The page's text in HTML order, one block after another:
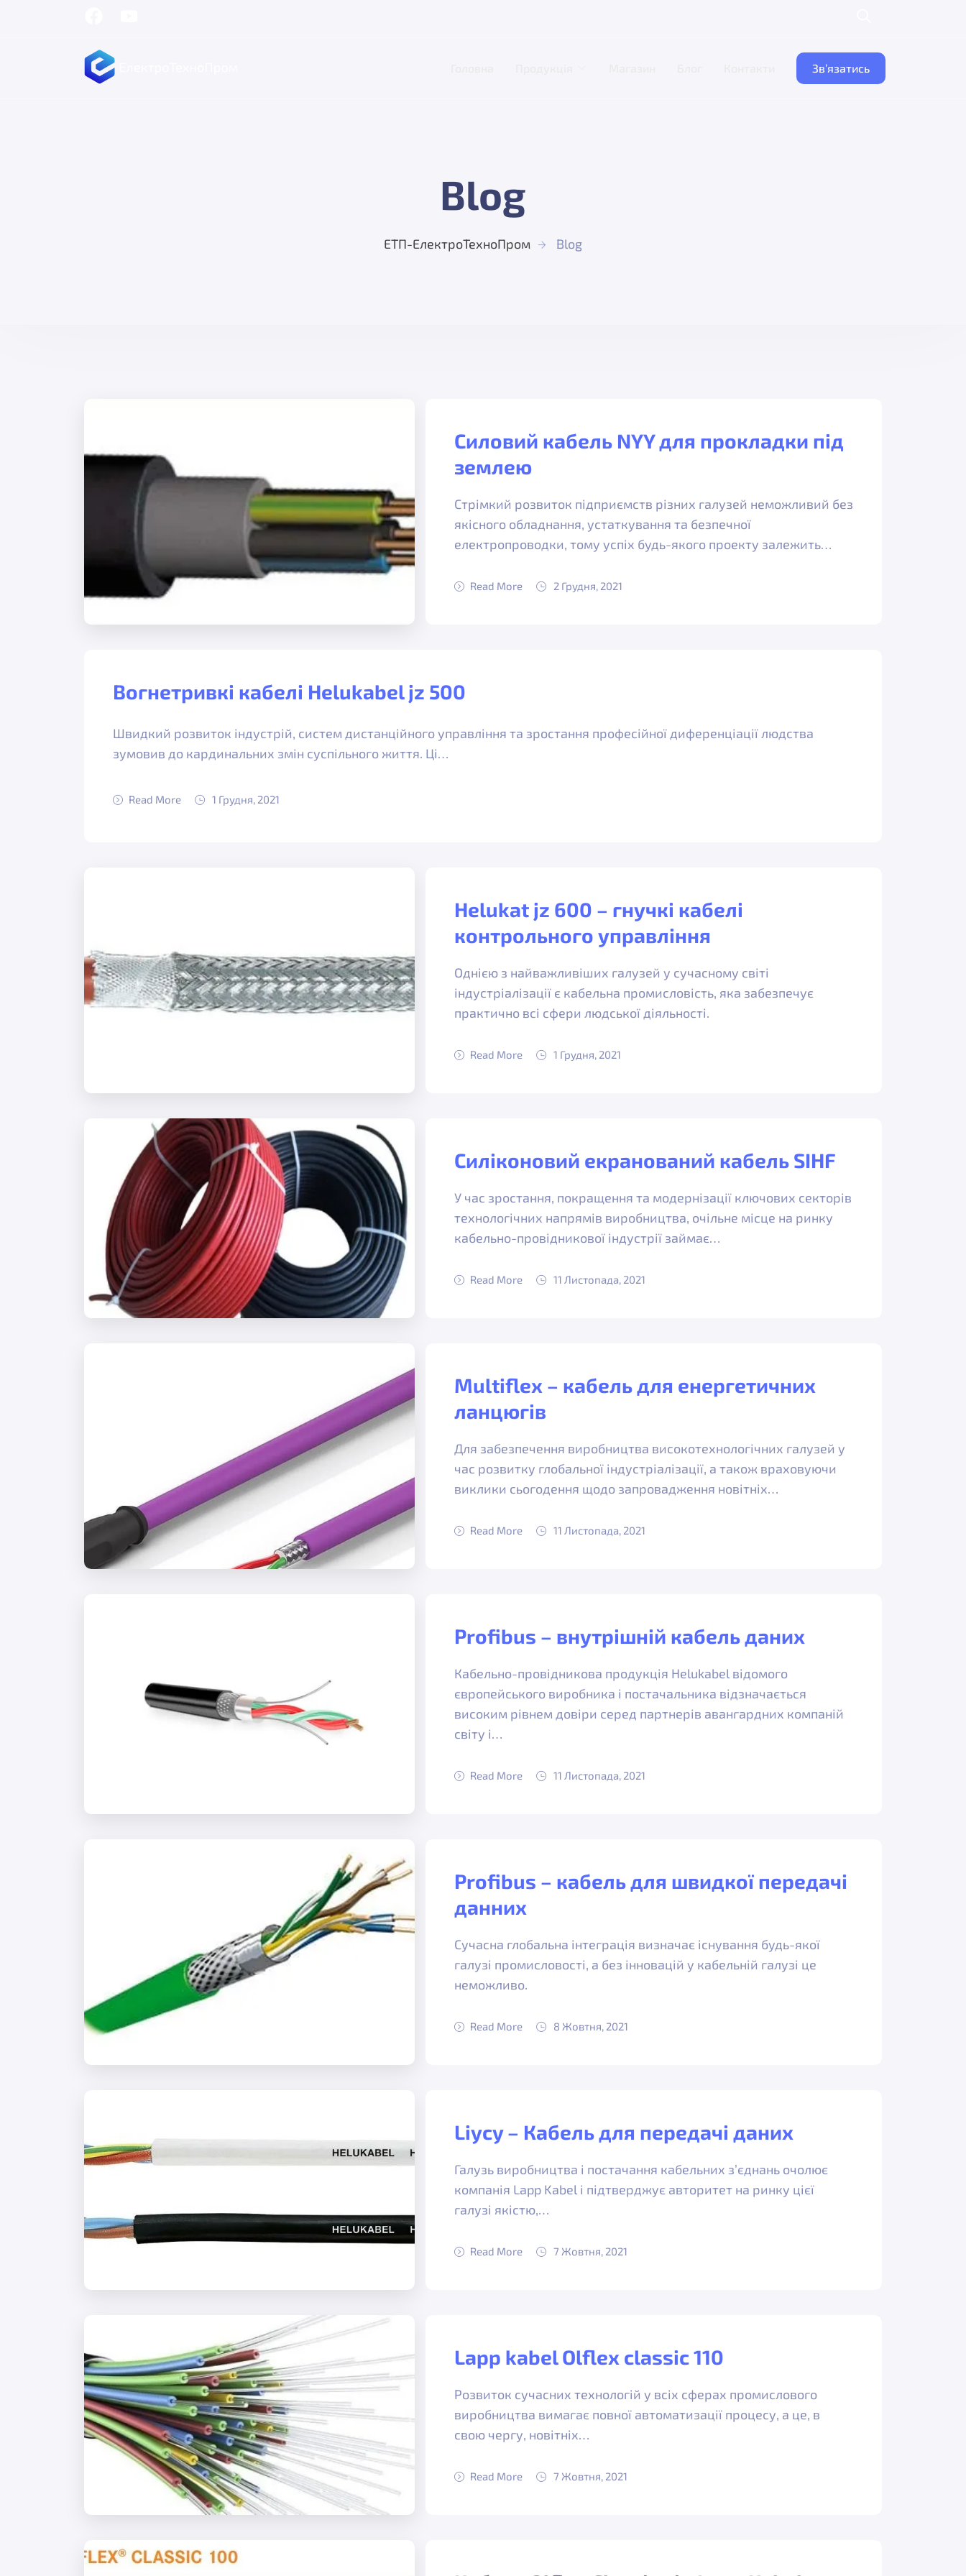
Зв’язатись
Blog
ЕТП-ЕлектроТехноПром Blog
Силовий кабель NYY для прокладки під
землею
Стрімкий розвиток підприємств різних галузей неможливий без
якісного обладнання, устаткування та безпечної
електропроводки, тому успіх будь-якого проекту залежить…
Read More 2 Грудня, 2021
Вогнетривкі кабелі Helukabel jz 500
Швидкий розвиток індустрій, систем дистанційного управління та зростання професійної диференціації людства
зумовив до кардинальних змін суспільного життя. Ці…
Read More 1 Грудня, 2021
Helukat jz 600 – гнучкі кабелі
контрольного управління
Однією з найважливіших галузей у сучасному світі
індустріалізації є кабельна промисловість, яка забезпечує
практично всі сфери людської діяльності.
Read More 1 Грудня, 2021
Силіконовий екранований кабель SIHF
У час зростання, покращення та модернізації ключових секторів
технологічних напрямів виробництва, очільне місце на ринку
кабельно-провідникової індустрії займає…
Read More 11 Листопада, 2021
Multiflex – кабель для енергетичних
ланцюгів
Для забезпечення виробництва високотехнологічних галузей у
час розвитку глобальної індустріалізації, а також враховуючи
виклики сьогодення щодо запровадження новітніх…
Read More 11 Листопада, 2021
Profibus – внутрішній кабель даних
Кабельно-провідникова продукція Helukabel відомого
європейського виробника і постачальника відзначається
високим рівнем довіри серед партнерів авангардних компаній
світу і…
Read More 11 Листопада, 2021
Profibus – кабель для швидкої передачі
данних
Сучасна глобальна інтеграція визначає існування будь-якої
галузі промисловості, а без інновацій у кабельній галузі це
неможливо.
Read More 8 Жовтня, 2021
Liycy – Кабель для передачі даних
Галузь виробництва і постачання кабельних з’єднань очолює
компанія Lapp Kabel і підтверджує авторитет на ринку цієї
галузі якістю,…
Read More 7 Жовтня, 2021
Lapp kabel Olflex classic 110
Розвиток сучасних технологій у всіх сферах промислового
виробництва вимагає повної автоматизації процесу, а це, в
свою чергу, новітніх…
Read More 7 Жовтня, 2021